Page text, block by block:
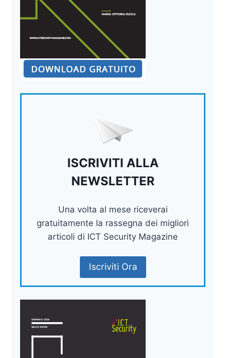
ISCRIVITI ALLA
NEWSLETTER
Una volta al mese riceverai
gratuitamente la rassegna dei migliori
articoli di ICT Security Magazine
Iscriviti Ora